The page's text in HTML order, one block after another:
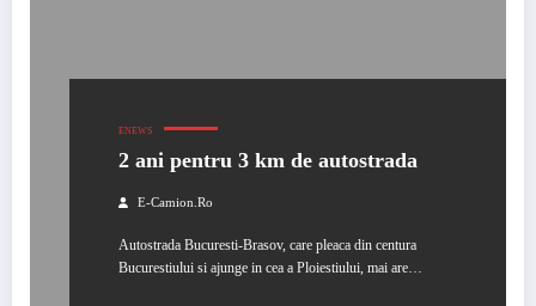
ENEWS
2 ani pentru 3 km de autostrada
E-Camion.ro
Autostrada Bucuresti-Brasov, care pleaca din centura
Bucurestiului si ajunge in cea a Ploiestiului, mai are…